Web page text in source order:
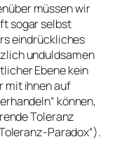
müssen wir
sogar selbst
eindrückliches
unduldsamen
Ebene kein
mit ihnen auf
können,
Toleranz
Paradox“).